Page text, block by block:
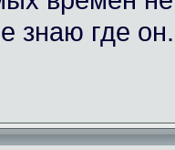
знаю где он.